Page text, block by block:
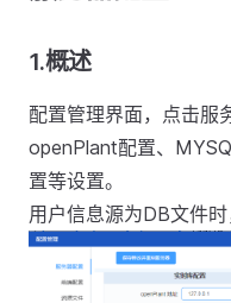
1.概述
配置管理界面，点击服
openPlant配置、
置等设置。
用户信息源为DB文件时